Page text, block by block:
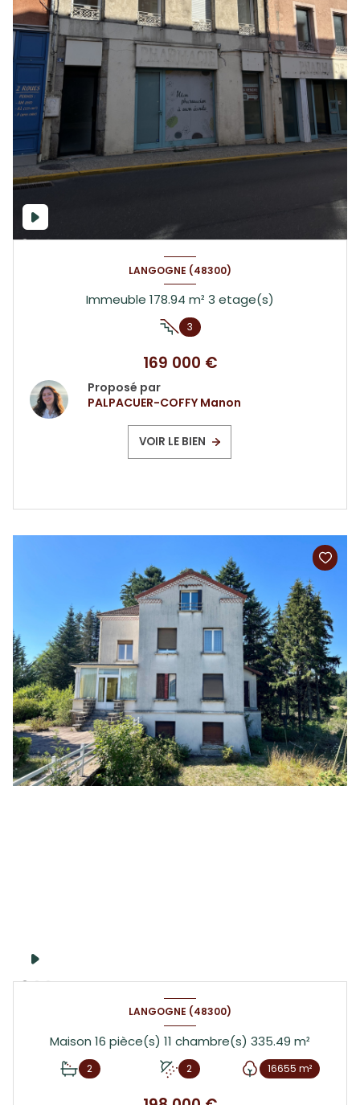
LANGOGNE (48300)
Immeuble 178.94 m² 3 etage(s)
3
169 000 €
Proposé par
PALPACUER-COFFY Manon
VOIR LE BIEN
LANGOGNE (48300)
Maison 16 pièce(s) 11 chambre(s) 335.49 m²
2 2 16655 m²